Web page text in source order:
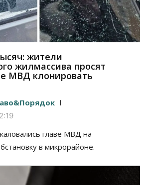
жители
жилмассива просят
МВД клонировать
главе МВД на
в микрорайоне.